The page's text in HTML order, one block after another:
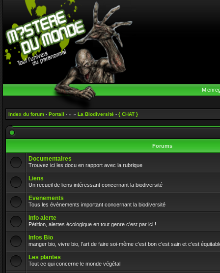
Index du forum - Portail - » » La Biodiversité - { CHAT }
Forums
Documentaires
Trouvez ici les docu en rapport avec la rubrique
Liens
Un recueil de liens intéressant concernant la biodiversité
Evenements
Tous les évènements important concernant la biodiversité
Info alerte
Pétition, alertes écologique en tout genre c'est par ici !
Infos Bio
manger bio, vivre bio, l'art de faire soi-même c'est bon c'est sain et c'est
Les plantes
Tout ce qui concerne le monde végétal